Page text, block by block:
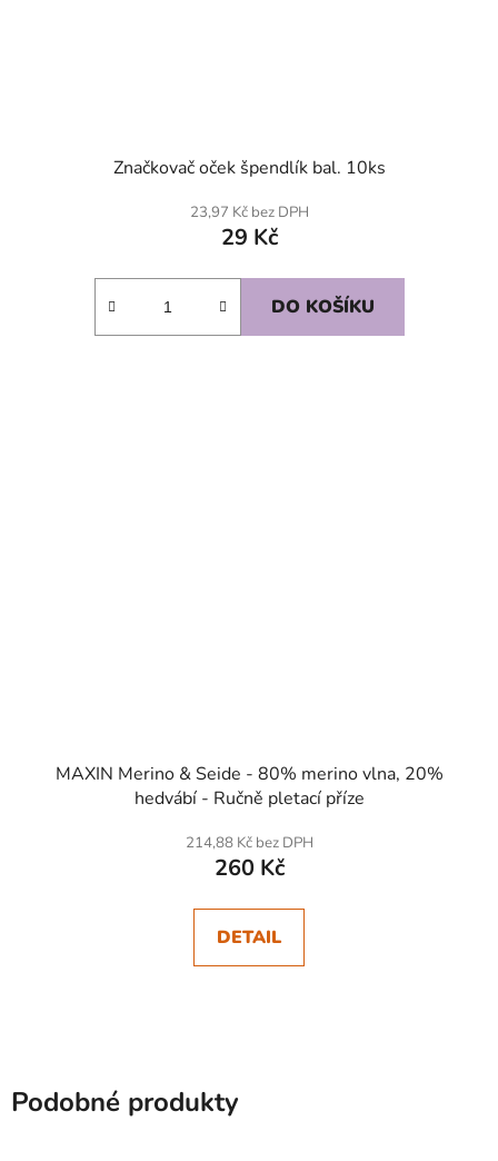
Značkovač oček špendlík bal. 10ks
23,97 Kč bez DPH
29 Kč
DO KOŠÍKU
MAXIN Merino & Seide - 80% merino vlna, 20%
hedvábí - Ručně pletací příze
214,88 Kč bez DPH
260 Kč
DETAIL
Podobné produkty